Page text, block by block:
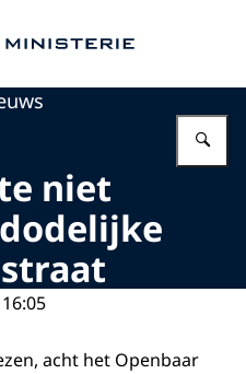
niet
acht het Openbaar